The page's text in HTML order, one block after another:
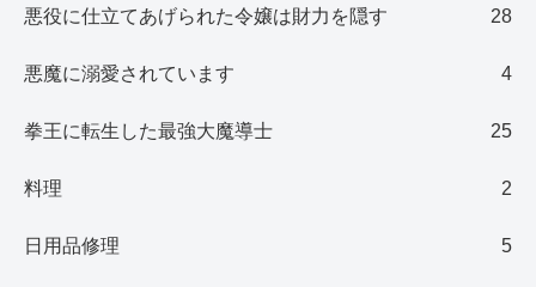
悪役に仕立てあげられた令嬢は財力を隠す 28
悪魔に溺愛されています 4
拳王に転生した最強大魔導士 25
料理 2
日用品修理 5